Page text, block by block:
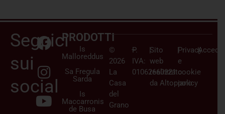
Seguici
sui
social
PRODOTTI
Is
Malloreddus
Sa Fregula
Sarda
Is
Maccarronis
de Busa
©
2026
La
Casa
del
Grano
–
P.
IVA:
01062660921
|Sito
web
realizzato
da Altopiano
|Privacy
e
cookie
policy
|